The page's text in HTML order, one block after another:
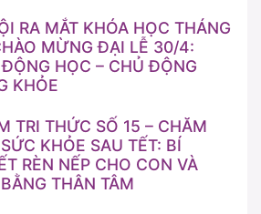
RA MẮT KHÓA HỌC THÁNG
MỪNG ĐẠI LỄ 30/4:
HỌC – CHỦ ĐỘNG
KHỎE
TRI THỨC SỐ 15 – CHĂM
KHỎE SAU TẾT: BÍ
RÈN NẾP CHO CON VÀ
THÂN TÂM